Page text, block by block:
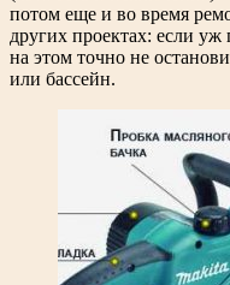
потом еще и во время
других проектах: если
на этом точно не
или бассейн.